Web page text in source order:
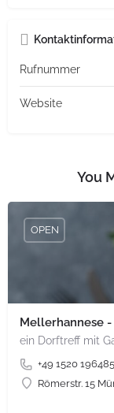
Rufnummer
Website
You
Mellerhannese
+49 1520
Römerstr. 15
OPEN